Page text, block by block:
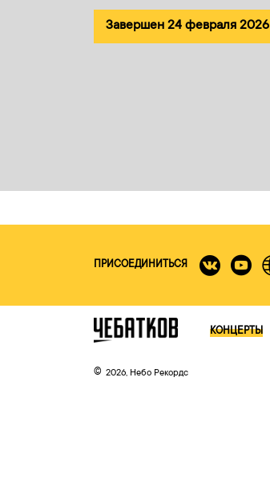
Завершен 24 февраля 2026
ПРИСОЕДИНИТЬСЯ
КОНЦЕРТЫ
2026, Небо Рекордс